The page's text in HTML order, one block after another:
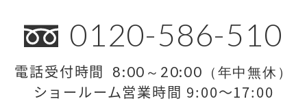
0120-586-510
電話受付時間 8:00～20:00（年中無休）
ショールーム営業時間 9:00～17:00